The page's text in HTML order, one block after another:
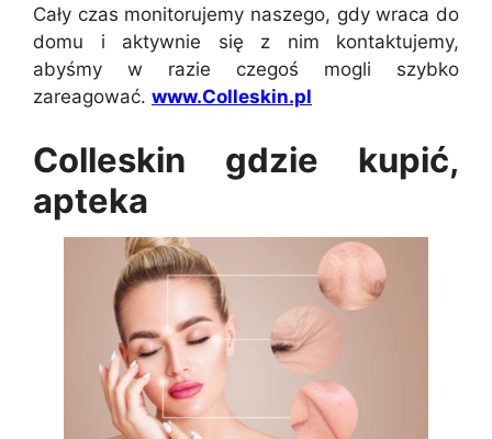
Cały czas monitorujemy naszego, gdy wraca do
domu i aktywnie się z nim kontaktujemy,
abyśmy w razie czegoś mogli szybko
zareagować. www.Colleskin.pl
Colleskin gdzie kupić,
apteka